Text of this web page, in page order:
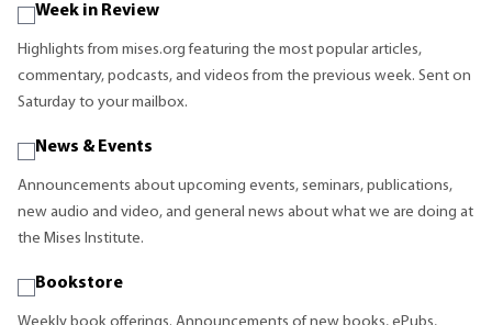
Week in Review
Highlights from mises.org featuring the most popular articles,
commentary, podcasts, and videos from the previous week. Sent on
Saturday to your mailbox.
News & Events
Announcements about upcoming events, seminars, publications,
new audio and video, and general news about what we are doing at
the Mises Institute.
Bookstore